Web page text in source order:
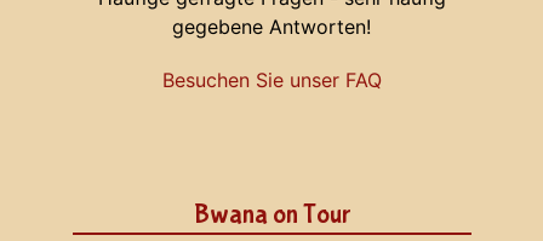
gegebene Antworten!
Besuchen Sie unser FAQ
Bwana on Tour